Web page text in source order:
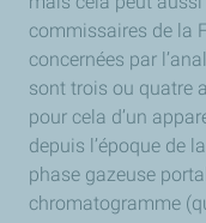
commissaires de la
concernées par
sont trois ou quatre
pour cela d’un
depuis l’époque de
phase gazeuse
chromatogramme